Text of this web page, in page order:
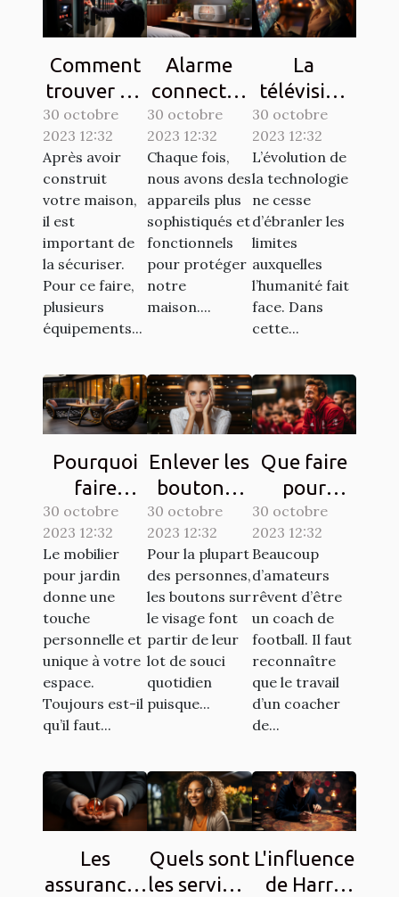
Comment
trouver un
interphone
d’une
bonne
qualité ?
30 octobre
2023 12:32
Après avoir
construit
votre maison,
il est
important de
la sécuriser.
Pour ce faire,
plusieurs
équipements...
Alarme
connectée
: comment
ça
marche ?
30 octobre
2023 12:32
Chaque fois,
nous avons des
appareils plus
sophistiqués et
fonctionnels
pour protéger
notre
maison....
La
télévision
sur une
tablette,
est-elle
possible ?
30 octobre
2023 12:32
L’évolution de
la technologie
ne cesse
d’ébranler les
limites
auxquelles
l’humanité fait
face. Dans
cette...
Pourquoi
faire
confiance
à la société
ATECH
pour son
mobilier de
jardin ?
30 octobre
2023 12:32
Le mobilier
pour jardin
donne une
touche
personnelle et
unique à votre
espace.
Toujours est-il
qu’il faut...
Enlever les
boutons :
comment
s’y
prendre ?
30 octobre
2023 12:32
Pour la plupart
des personnes,
les boutons sur
le visage font
partir de leur
lot de souci
quotidien
puisque...
Que faire
pour
devenir un
bon coach
de
football ?
30 octobre
2023 12:32
Beaucoup
d’amateurs
rêvent d’être
un coach de
football. Il faut
reconnaître
que le travail
d’un coacher
de...
Les
assurances
Quels sont
les services
L'influence
de Harry